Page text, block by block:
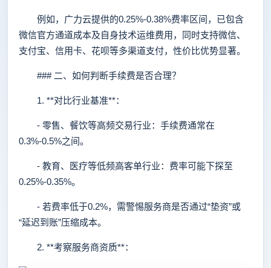
例如，广力云提供的0.25%-0.38%费率区间，已包含
微信官方通道成本及自身技术运维费用，同时支持微信、
支付宝、信用卡、花呗等多渠道支付，性价比优势显著。
### 二、如何判断手续费是否合理？
1. **对比行业基准**：
- 零售、餐饮等高频交易行业：手续费通常在
0.3%-0.5%之间。
- 教育、医疗等低频高客单行业：费率可能下探至
0.25%-0.35%。
- 若费率低于0.2%，需警惕服务商是否通过“垫资”或
“延迟到账”压缩成本。
2. **考察服务商资质**：